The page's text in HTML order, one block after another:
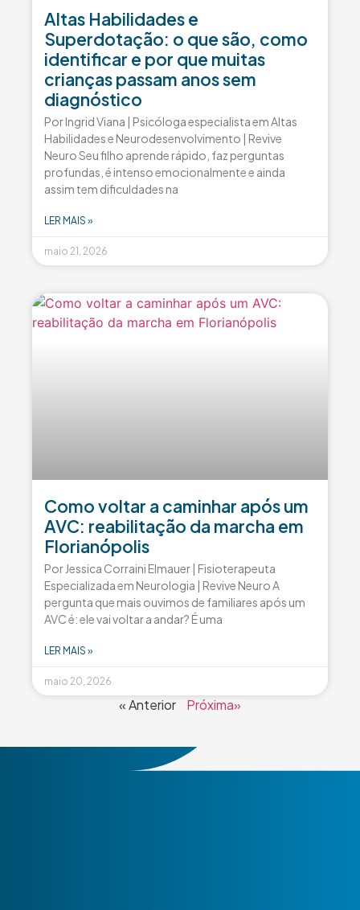
Altas Habilidades e
Superdotação: o que são, como
identificar e por que muitas
crianças passam anos sem
diagnóstico
Por Ingrid Viana | Psicóloga especialista em Altas
Habilidades e Neurodesenvolvimento | Revive
Neuro Seu filho aprende rápido, faz perguntas
profundas, é intenso emocionalmente e ainda
assim tem dificuldades na
LER MAIS »
maio 21, 2026
Como voltar a caminhar após um
AVC: reabilitação da marcha em
Florianópolis
Por Jessica Corraini Elmauer | Fisioterapeuta
Especializada em Neurologia | Revive Neuro A
pergunta que mais ouvimos de familiares após um
AVC é: ele vai voltar a andar? É uma
LER MAIS »
maio 20, 2026
« Anterior Próxima»